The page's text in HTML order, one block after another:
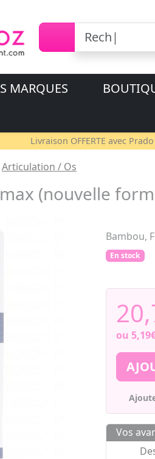
MARQUES
Livraison OFFERTE avec
Articulation / Os
(nouvelle
Bambou,
En stock
ou
Vos